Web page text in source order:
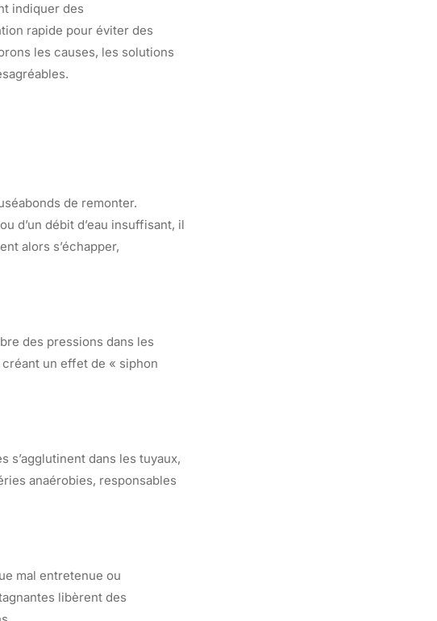
indiquer des
rapide pour éviter des
les causes, les solutions
de remonter.
d’un débit d’eau insuffisant, il
alors s’échapper,
des pressions dans les
un effet de « siphon
s’agglutinent dans les tuyaux,
anaérobies, responsables
mal entretenue ou
libèrent des